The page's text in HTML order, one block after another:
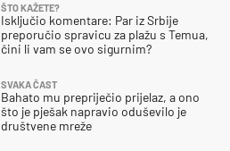
ŠTO KAŽETE?
Isključio komentare: Par iz Srbije
preporučio spravicu za plažu s Temua,
čini li vam se ovo sigurnim?
SVAKA ČAST
Bahato mu prepriječio prijelaz, a ono
što je pješak napravio oduševilo je
društvene mreže